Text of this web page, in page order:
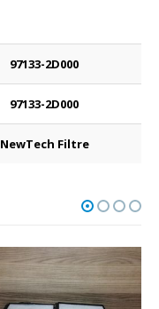
97133-2D000
97133-2D000
NewTech Filtre